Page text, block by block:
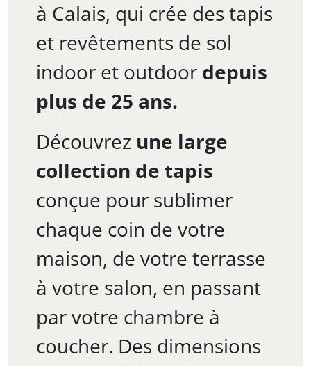
à Calais, qui crée des tapis
et revêtements de sol
indoor et outdoor depuis
plus de 25 ans.
Découvrez une large
collection de tapis
conçue pour sublimer
chaque coin de votre
maison, de votre terrasse
à votre salon, en passant
par votre chambre à
coucher. Des dimensions